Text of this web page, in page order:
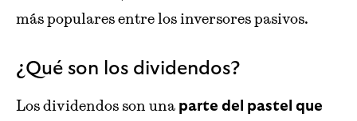
más populares entre los inversores pasivos.
¿Qué son los dividendos?
Los dividendos son una parte del pastel que